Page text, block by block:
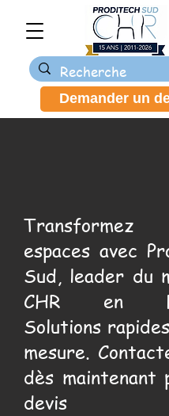
Demander un
espaces avec
Sud, leader du
CHR en
Solutions
mesure.
dès maintenant
devis